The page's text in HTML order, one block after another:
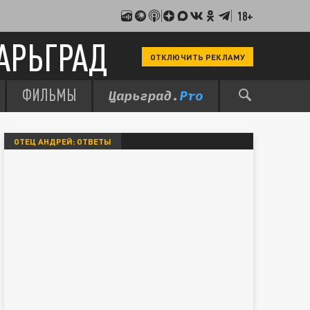
18+
ОТКЛЮЧИТЬ РЕКЛАМУ
ФИЛЬМЫ
ОТЕЦ АНДРЕЙ: ОТВЕТЫ